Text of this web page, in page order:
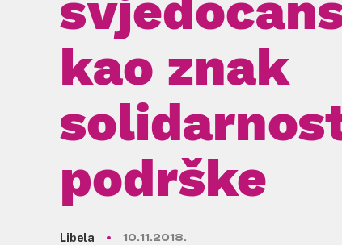
kao znak
podrške
Libela 10.11.2018.